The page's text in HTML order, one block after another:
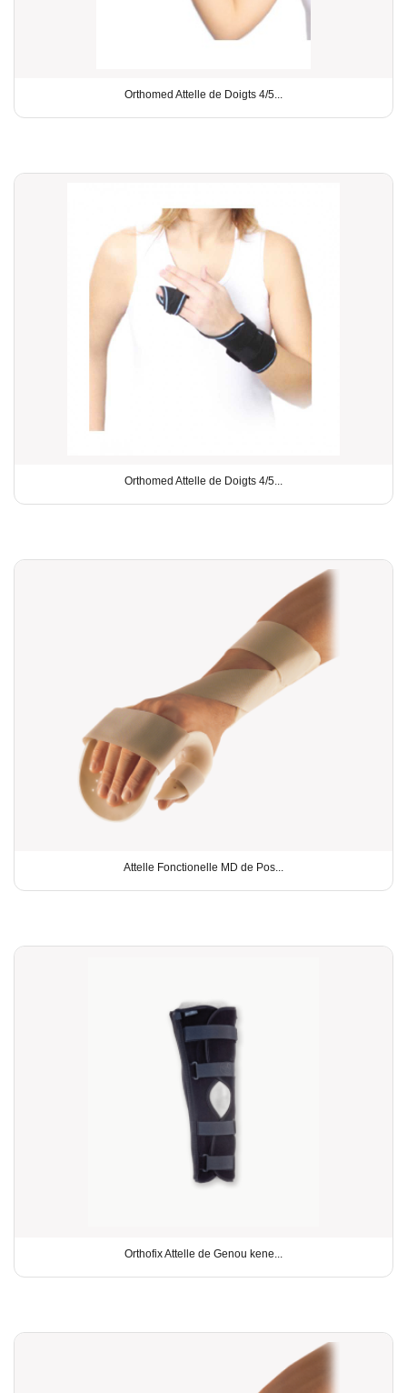
Orthomed Attelle de Doigts 4/5...
Orthomed Attelle de Doigts 4/5...
Attelle Fonctionelle MD de Pos...
Orthofix Attelle de Genou kene...